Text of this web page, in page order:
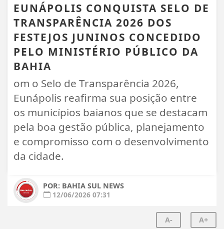
EUNÁPOLIS CONQUISTA SELO DE
TRANSPARÊNCIA 2026 DOS
FESTEJOS JUNINOS CONCEDIDO
PELO MINISTÉRIO PÚBLICO DA
BAHIA
om o Selo de Transparência 2026,
Eunápolis reafirma sua posição entre
os municípios baianos que se destacam
pela boa gestão pública, planejamento
e compromisso com o desenvolvimento
da cidade.
POR: BAHIA SUL NEWS
12/06/2026 07:31
A- A+